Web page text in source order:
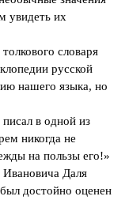
увидеть их
словаря
русской
нашего языка, но
в одной из
никогда не
на пользы его!»
Даля
достойно оценен